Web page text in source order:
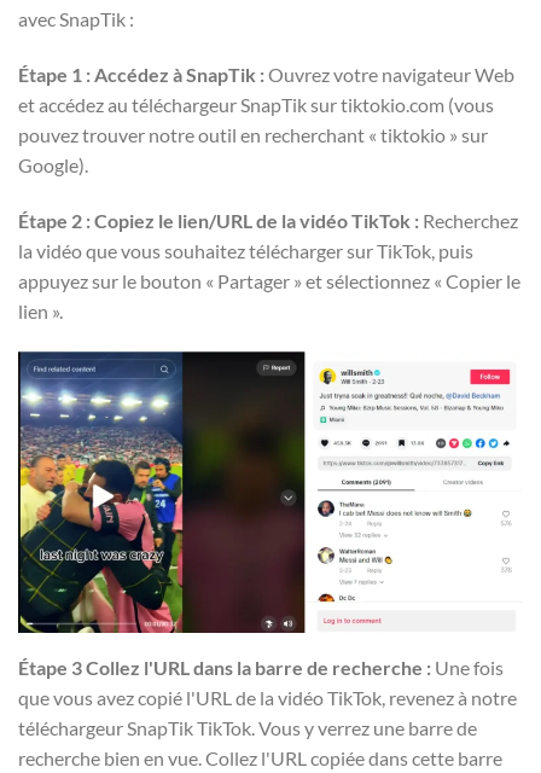
avec SnapTik : ⁤
Étape 1 : Accédez à SnapTik :Ouvrez votre navigateur Web
et accédez au téléchargeur SnapTik sur tiktokio.com (vous
pouvez trouver notre outil en recherchant « tiktokio » sur
Google). ⁤
⁤Étape 2 : Copiez le lien/URL de la vidéo TikTok : Recherchez
la vidéo que vous souhaitez télécharger sur TikTok, puis
appuyez sur le bouton « Partager » et sélectionnez « Copier le
lien ». ⁤
Étape 3 Collez l'URL dans la barre de recherche : Une fois
que vous avez copié l'URL de la vidéo TikTok, revenez à notre
téléchargeur SnapTik TikTok. Vous y verrez une barre de
recherche bien en vue. Collez l'URL copiée dans cette barre